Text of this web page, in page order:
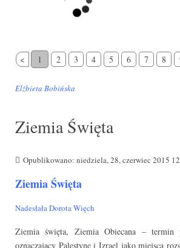
< 1 2 3 4 5 6 7 8
Elżbieta Bobińska
Ziemia Święta
Opublikowano: niedziela, 28, czerwiec 2015
Ziemia Święta
Nadesłała Dorota Więch
Ziemia święta, Ziemia Obiecana – termin
oznaczający Palestynę i Izrael jako miejsca